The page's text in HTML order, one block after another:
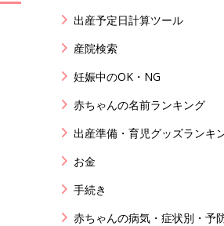
出産予定日計算ツール
産院検索
妊娠中のOK・NG
赤ちゃんの名前ランキング
出産準備・育児グッズランキ
お金
手続き
赤ちゃんの病気・症状別・予